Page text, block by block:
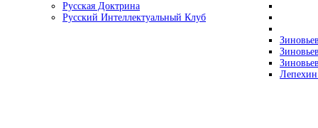
Русская Доктрина
Русский Интеллектуальный Клуб